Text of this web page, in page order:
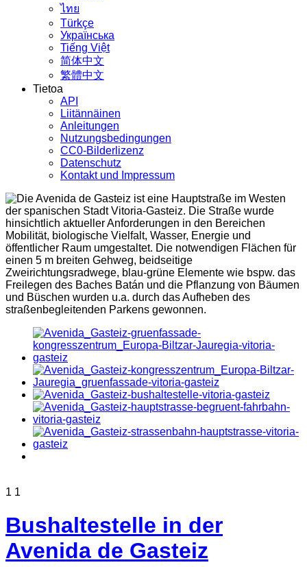
ไทย
Türkçe
Українська
Tiếng Việt
简体中文
繁體中文
Tietoa
API
Liitännäinen
Anleitungen
Nutzungsbedingungen
CC0-Bilderlizenz
Datenschutz
Kontakt und Impressum
1 1
Bushaltestelle in der
Avenida de Gasteiz